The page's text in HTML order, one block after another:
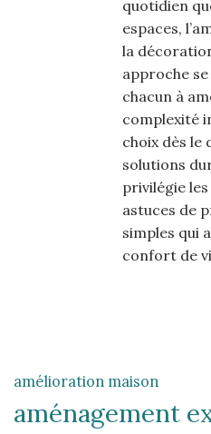
quotidien
espaces,
la
approche
chacun à
complexité
choix dès le
solutions
privilégie
astuces de
simples qui
confort de
amélioration maison
aménagement